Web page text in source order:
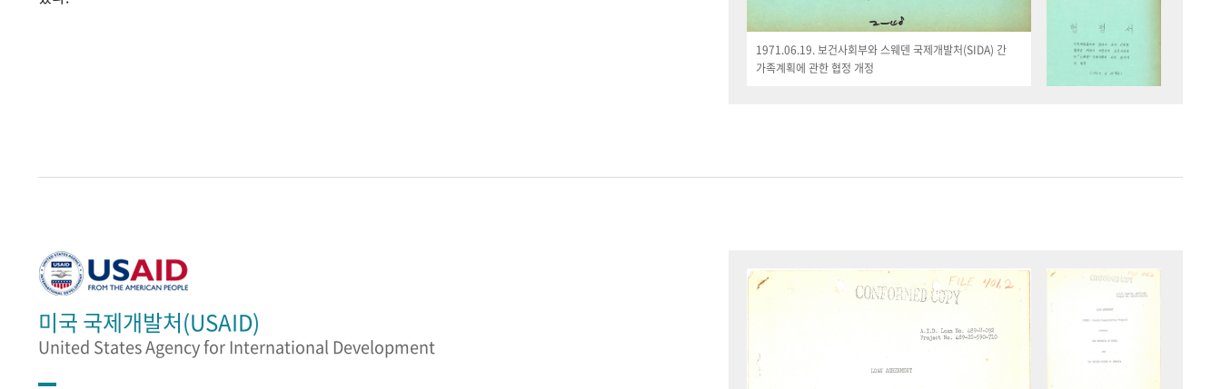
1971.06.19. 보건사회부와 스웨덴 국제개발처(SIDA) 간
가족계획에 관한 협정 개정
미국 국제개발처(USAID)
United States Agency for International Development